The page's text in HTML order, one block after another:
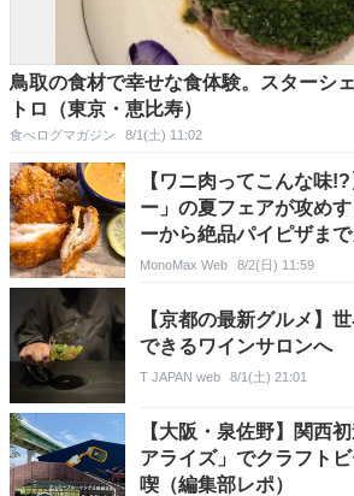
鳥取の食材で幸せな食体験。スターシ
トロ（東京・恵比寿）
食べログマガジン 8/1(土) 11:02
【ワニ肉ってこんな味
ー」の夏フェアが攻め
ーから絶品パイピザま
MonoMax Web 8/2(日) 11:59
【京都の最新グルメ】
できるワインサロンへ
T JAPAN web 8/1(土) 21:01
【大阪・泉佐野】関西
アライズ」でクラフト
喫（編集部レポ）